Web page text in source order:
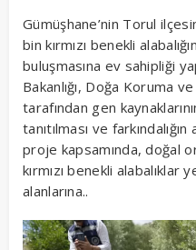
Gümüşhane’nin Torul
bin kırmızı benekli
buluşmasına ev sahipliği
Bakanlığı, Doğa Koruma
tarafından gen
tanıtılması ve
proje kapsamında, doğal
kırmızı benekli alabalıklar
alanlarına..